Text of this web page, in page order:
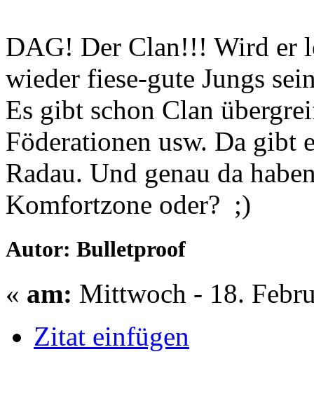
DAG! Der Clan!!! Wird er
wieder fiese-gute Jungs
Es gibt schon Clan
Föderationen usw. Da gibt
Radau. Und genau da
Komfortzone oder? ;)
Autor: Bulletproof
« am: Mittwoch - 18.
Zitat einfügen